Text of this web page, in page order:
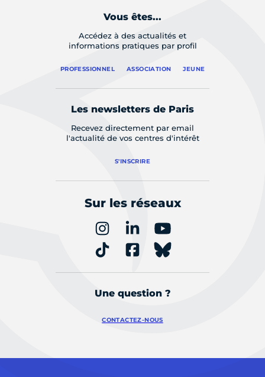
Vous êtes...
Accédez à des actualités et
informations pratiques par profil
PROFESSIONNEL ASSOCIATION JEUNE
Les newsletters de Paris
Recevez directement par email
l'actualité de vos centres d'intérêt
S'INSCRIRE
Sur les réseaux
Une question ?
CONTACTEZ-NOUS